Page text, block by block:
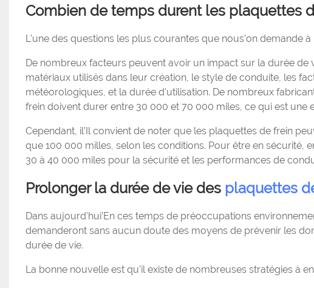
Combien de temps durent les plaquettes
L'une des questions les plus courantes que nous’on demande
De nombreux facteurs peuvent avoir un impact sur la durée
matériaux utilisés dans leur création, le style de conduite, les
météorologiques, et la durée d'utilisation. De nombreux
frein doivent durer entre 30 000 et 70 000 miles, ce qui est une
Cependant, il’Il convient de noter que les plaquettes de frein
que 100 000 milles, selon les conditions. Pour être en
30 à 40 000 miles pour la sécurité et les performances de
Prolonger la durée de vie des plaquettes
Dans aujourd'hui’En ces temps de préoccupations
demanderont sans aucun doute des moyens de prévenir les
durée de vie.
La bonne nouvelle est qu'il existe de nombreuses stratégies à